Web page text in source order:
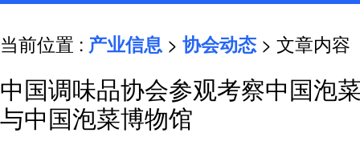
当前位置 : 产业信息 > 协会动态 > 文章内容
中国调味品协会参观考察中国泡
与中国泡菜博物馆